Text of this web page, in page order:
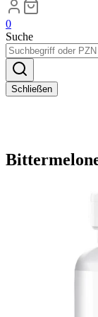
0
Suche
Schließen